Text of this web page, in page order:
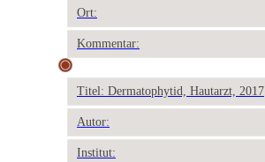
Ort:
Kommentar:
Titel: Dermatophytid, Hautarzt, 2017
Autor:
Institut: